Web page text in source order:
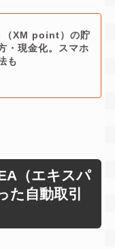
（XM point）の貯
・現金化。スマホ
も
（エキスパ
た自動取引